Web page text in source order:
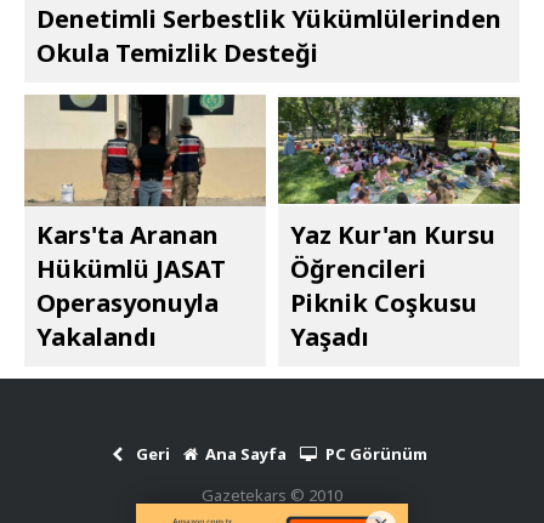
Denetimli Serbestlik Yükümlülerinden
Okula Temizlik Desteği
Kars'ta Aranan
Hükümlü JASAT
Operasyonuyla
Yakalandı
Yaz Kur'an Kursu
Öğrencileri
Piknik Coşkusu
Yaşadı
Geri Ana Sayfa
PC Görünüm
Gazetekars © 2010